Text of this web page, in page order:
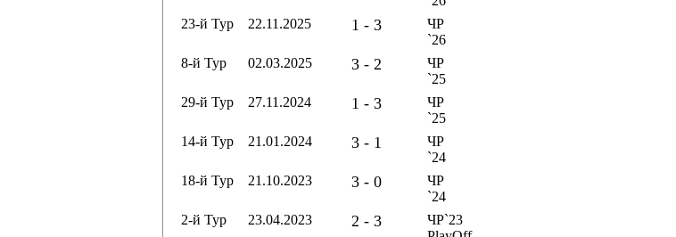
23-й Тур
22.11.2025 1 - 3
ЧР
`26
8-й Тур
02.03.2025 3 - 2
ЧР
`25
29-й Тур
27.11.2024 1 - 3
ЧР
`25
14-й Тур
21.01.2024 3 - 1
ЧР
`24
18-й Тур
21.10.2023 3 - 0
ЧР
`24
2-й Тур
23.04.2023 2 - 3
ЧР`23